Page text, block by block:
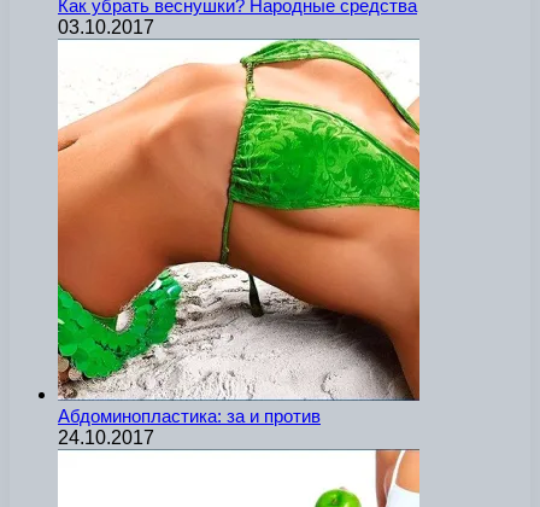
Как убрать веснушки? Народные средства
03.10.2017
Абдоминопластика: за и против
24.10.2017